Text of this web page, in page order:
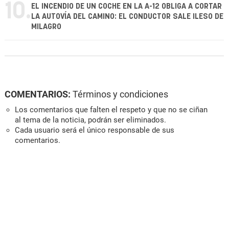
10. EL INCENDIO DE UN COCHE EN LA A-12 OBLIGA A CORTAR
LA AUTOVÍA DEL CAMINO: EL CONDUCTOR SALE ILESO DE
MILAGRO
COMENTARIOS: Términos y condiciones
Los comentarios que falten el respeto y que no se ciñan
al tema de la noticia, podrán ser eliminados.
Cada usuario será el único responsable de sus
comentarios.